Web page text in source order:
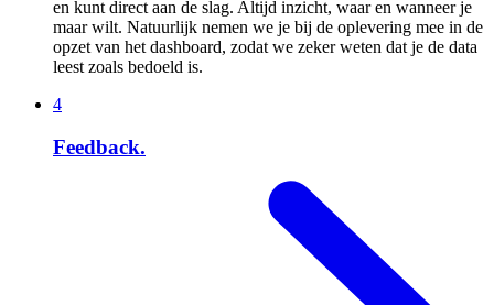
en kunt direct aan de slag. Altijd inzicht, waar en wanneer je
maar wilt. Natuurlijk nemen we je bij de oplevering mee in de
opzet van het dashboard, zodat we zeker weten dat je de data
leest zoals bedoeld is.
4
Feedback.